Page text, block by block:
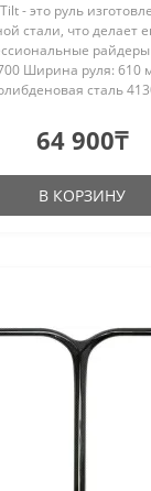
- это руль
стали, что делает
Ширина руля:
сталь
64 900₸
В КОРЗИНУ